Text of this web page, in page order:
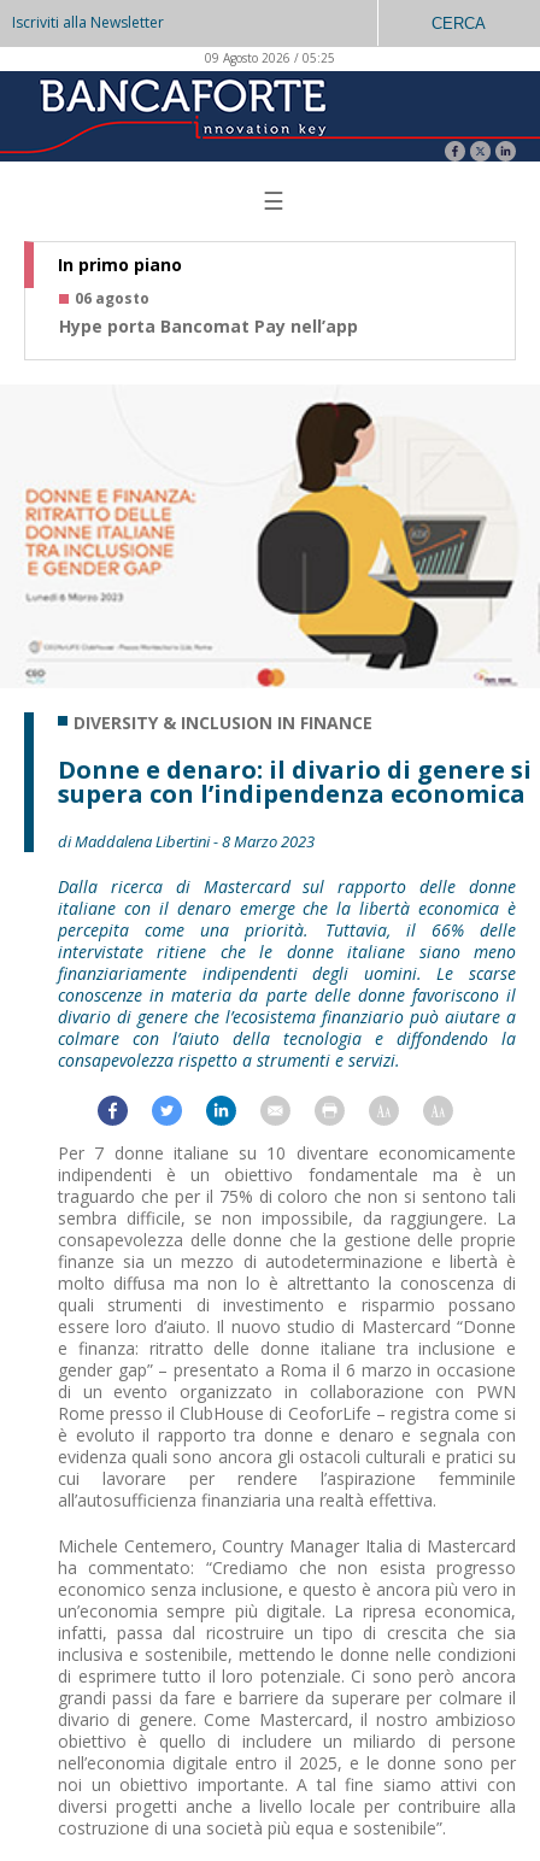
Iscriviti alla Newsletter CERCA
09 Agosto 2026 / 05:25
☰
In primo piano
06 agosto
Hype porta Bancomat Pay nell’app
DIVERSITY & INCLUSION IN FINANCE
Donne e denaro: il divario di genere si
supera con l’indipendenza economica
di Maddalena Libertini - 8 Marzo 2023
Dalla ricerca di Mastercard sul rapporto delle donne
italiane con il denaro emerge che la libertà economica è
percepita come una priorità. Tuttavia, il 66% delle
intervistate ritiene che le donne italiane siano meno
finanziariamente indipendenti degli uomini. Le scarse
conoscenze in materia da parte delle donne favoriscono il
divario di genere che l’ecosistema finanziario può aiutare a
colmare con l’aiuto della tecnologia e diffondendo la
consapevolezza rispetto a strumenti e servizi.
Per 7 donne italiane su 10 diventare economicamente
indipendenti è un obiettivo fondamentale ma è un
traguardo che per il 75% di coloro che non si sentono tali
sembra difficile, se non impossibile, da raggiungere. La
consapevolezza delle donne che la gestione delle proprie
finanze sia un mezzo di autodeterminazione e libertà è
molto diffusa ma non lo è altrettanto la conoscenza di
quali strumenti di investimento e risparmio possano
essere loro d’aiuto. Il nuovo studio di Mastercard “Donne
e finanza: ritratto delle donne italiane tra inclusione e
gender gap” – presentato a Roma il 6 marzo in occasione
di un evento organizzato in collaborazione con PWN
Rome presso il ClubHouse di CeoforLife – registra come si
è evoluto il rapporto tra donne e denaro e segnala con
evidenza quali sono ancora gli ostacoli culturali e pratici su
cui lavorare per rendere l’aspirazione femminile
all’autosufficienza finanziaria una realtà effettiva.
Michele Centemero, Country Manager Italia di Mastercard
ha commentato: “Crediamo che non esista progresso
economico senza inclusione, e questo è ancora più vero in
un’economia sempre più digitale. La ripresa economica,
infatti, passa dal ricostruire un tipo di crescita che sia
inclusiva e sostenibile, mettendo le donne nelle condizioni
di esprimere tutto il loro potenziale. Ci sono però ancora
grandi passi da fare e barriere da superare per colmare il
divario di genere. Come Mastercard, il nostro ambizioso
obiettivo è quello di includere un miliardo di persone
nell’economia digitale entro il 2025, e le donne sono per
noi un obiettivo importante. A tal fine siamo attivi con
diversi progetti anche a livello locale per contribuire alla
costruzione di una società più equa e sostenibile”.